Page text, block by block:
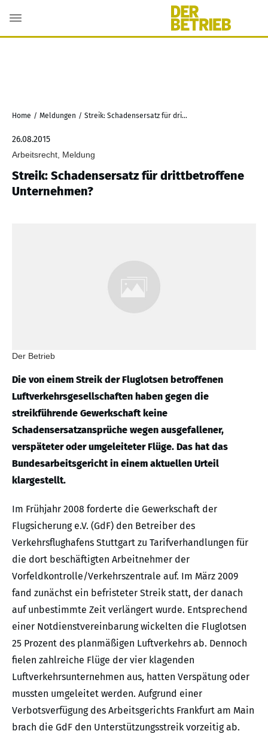
Home / Meldungen / Streik: Schadensersatz für drittbetroffene Unternehmen?
26.08.2015
Arbeitsrecht, Meldung
Streik: Schadensersatz für drittbetroffene
Unternehmen?
Der Betrieb
Die von einem Streik der Fluglotsen betroffenen
Luftverkehrsgesellschaften haben gegen die
streikführende Gewerkschaft keine
Schadensersatzansprüche wegen ausgefallener,
verspäteter oder umgeleiteter Flüge. Das hat das
Bundesarbeitsgericht in einem aktuellen Urteil
klargestellt.
Im Frühjahr 2008 forderte die Gewerkschaft der
Flugsicherung e.V. (GdF) den Betreiber des
Verkehrsflughafens Stuttgart zu Tarifverhandlungen für
die dort beschäftigten Arbeitnehmer der
Vorfeldkontrolle/Verkehrszentrale auf. Im März 2009
fand zunächst ein befristeter Streik statt, der danach
auf unbestimmte Zeit verlängert wurde. Entsprechend
einer Notdienstvereinbarung wickelten die Fluglotsen
25 Prozent des planmäßigen Luftverkehrs ab. Dennoch
fielen zahlreiche Flüge der vier klagenden
Luftverkehrsunternehmen aus, hatten Verspätung oder
mussten umgeleitet werden. Aufgrund einer
Verbotsverfügung des Arbeitsgerichts Frankfurt am Main
brach die GdF den Unterstützungsstreik vorzeitig ab.